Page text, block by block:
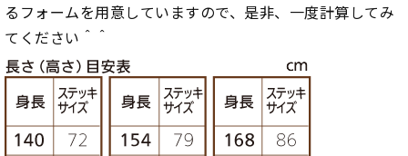
るフォームを用意していますので、是非、一度計算してみ
てください＾＾